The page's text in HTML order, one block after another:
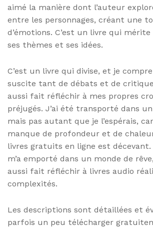
aimé la manière dont l’auteur
entre les personnages, créant une
d’émotions. C’est un livre qui
ses thèmes et ses idées.
C’est un livre qui divise, et je
suscite tant de débats et de
aussi fait réfléchir à mes propres
préjugés. J’ai été transporté dans
mais pas autant que je l’espérais,
manque de profondeur et de
livres gratuits en ligne est
m’a emporté dans un monde de
aussi fait réfléchir à livres audio
complexités.
Les descriptions sont détaillées et
parfois un peu télécharger